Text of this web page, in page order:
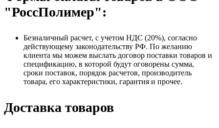
"РоссПолимер":
Безналичный расчет, с учетом НДС (20%), согласно
действующему законодательству РФ. По желанию
клиента мы можем выслать договор поставки товаров и
спецификацию, в которой будут оговорены сумма,
сроки поставок, порядок расчетов, производитель
товара, его характеристики, гарантия и прочее.
Доставка товаров